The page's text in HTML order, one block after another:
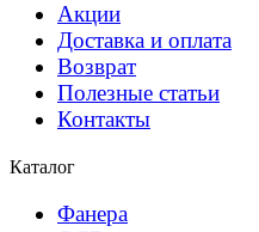
Акции
Доставка и оплата
Возврат
Полезные статьи
Контакты
Каталог
Фанера